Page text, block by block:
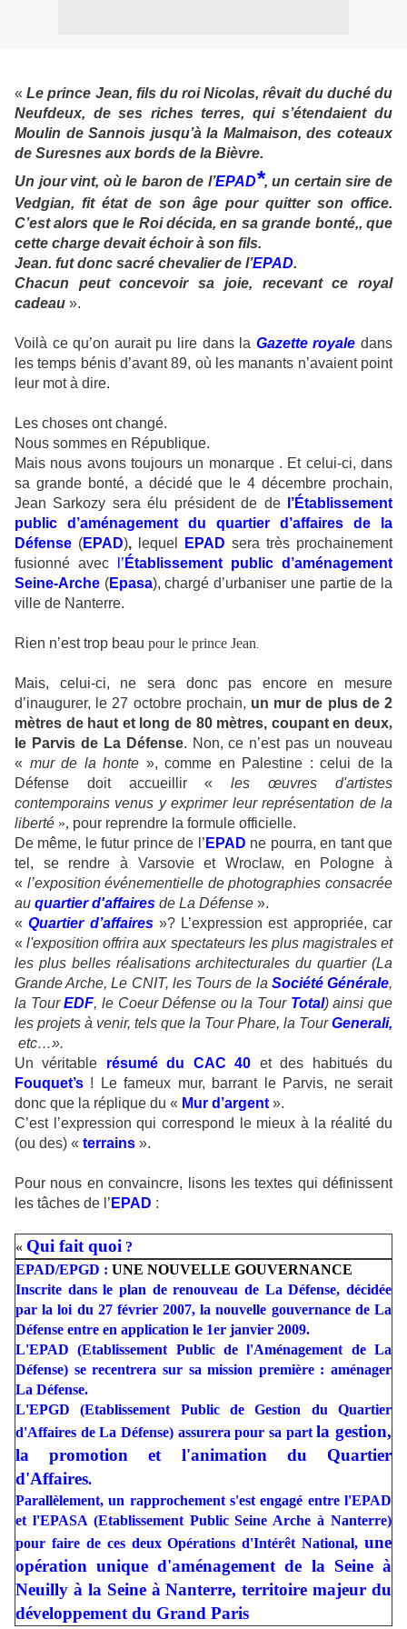
«Le prince Jean, fils du roi Nicolas, rêvait du duché du
Neufdeux, de ses riches terres, qui s’étendaient du
Moulin de Sannois jusqu’à la Malmaison, des coteaux
de Suresnes aux bords de la Bièvre.
Un jour vint, où le baron de l’EPAD*, un certain sire de
Vedgian, fit état de son âge pour quitter son office.
C’est alors que le Roi décida, en sa grande bonté,, que
cette charge devait échoir à son fils.
Jean. fut donc sacré chevalier de l’EPAD.
Chacun peut concevoir sa joie, recevant ce royal
cadeau ».
Voilà ce qu’on aurait pu lire dans la Gazette royale dans
les temps bénis d’avant 89, où les manants n’avaient point
leur mot à dire.
Les choses ont changé.
Nous sommes en République.
Mais nous avons toujours un monarque . Et celui-ci, dans
sa grande bonté, a décidé que
le 4 décembre prochain,
Jean Sarkozy sera élu président de de
l’Établissement
public d’aménagement du quartier d’affaires de la
Défense (EPAD), lequel EPAD sera très prochainement
fusionné avec
l’ Établissement public d’aménagement
Seine-Arche (Epasa), chargé d’urbaniser une partie de la
ville de Nanterre.
Rien n’est trop beau pour le prince Jean.
Mais, celui-ci, ne sera donc pas encore en mesure
d’inaugurer, le 27 octobre prochain, un mur de plus de 2
mètres de haut et long de 80 mètres, coupant en deux,
le Parvis de La Défense. Non, ce n’est pas un nouveau
« mur de la honte », comme en Palestine : celui de la
Défense doit accueillir «les œuvres d'artistes
contemporains venus y exprimer leur représentation de la
liberté », pour reprendre la formule officielle.
De même, le futur prince de l’ EPAD ne pourra, en tant que
tel, se rendre à Varsovie et Wroclaw, en Pologne à
« l’exposition événementielle de photographies consacrée
au quartier d'affaires de La Défense ».
«Quartier d’affaires»? L’expression est appropriée, car
«l'exposition offrira aux spectateurs les plus magistrales et
les plus belles réalisations architecturales du quartier (La
Grande Arche, Le CNIT, les Tours de la Société Générale,
la TourEDF, le Coeur Défense ou la Tour Total) ainsi que
les projets à venir, tels que la Tour Phare, la TourGenerali,
etc…».
Un véritable résumé du CAC 40 et des habitués du
Fouquet’s ! Le fameux mur, barrant le Parvis, ne serait
donc que la réplique du « Mur d’argent ».
C’est l’expression qui correspond le mieux à la réalité du
(ou des) « terrains ».
Pour nous en convaincre, lisons les textes qui définissent
les tâches de l’ EPAD :
« Qui fait quoi ?
EPAD/EPGD : UNE NOUVELLE GOUVERNANCE
Inscrite dans le plan de renouveau de La Défense, décidée
par la loi du 27 février 2007, la nouvelle gouvernance de La
Défense entre en application le 1er janvier 2009.
L'EPAD (Etablissement Public de l'Aménagement de La
Défense) se recentrera sur sa mission première : aménager
La Défense.
L'EPGD (Etablissement Public de Gestion du Quartier
d'Affaires de La Défense) assurera pour sa part la gestion,
la promotion et l'animation du Quartier
d'Affaires.
Parallèlement, un rapprochement s'est engagé entre l'EPAD
et l'EPASA (Etablissement Public Seine Arche à Nanterre)
pour faire de ces deux Opérations d'Intérêt National, une
opération unique d'aménagement de la Seine à
Neuilly à la Seine à Nanterre, territoire majeur du
développement du Grand Paris